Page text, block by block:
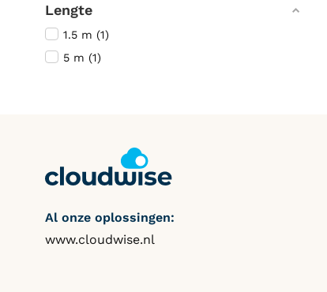
Lengte
1.5 m (1)
5 m (1)
Al onze oplossingen:
www.cloudwise.nl